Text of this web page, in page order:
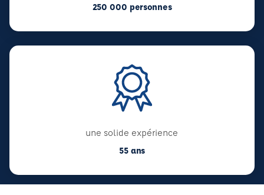
250 000 personnes
une solide expérience
55 ans